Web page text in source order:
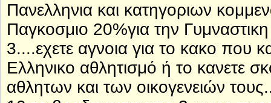
Πανελληνια και κατηγοριων
Παγκοσμιο 20%για την
3....εχετε αγνοια για το κακο που
Ελληνικο αθλητισμό ή το κανετε
αθλητων και των οικογενειών